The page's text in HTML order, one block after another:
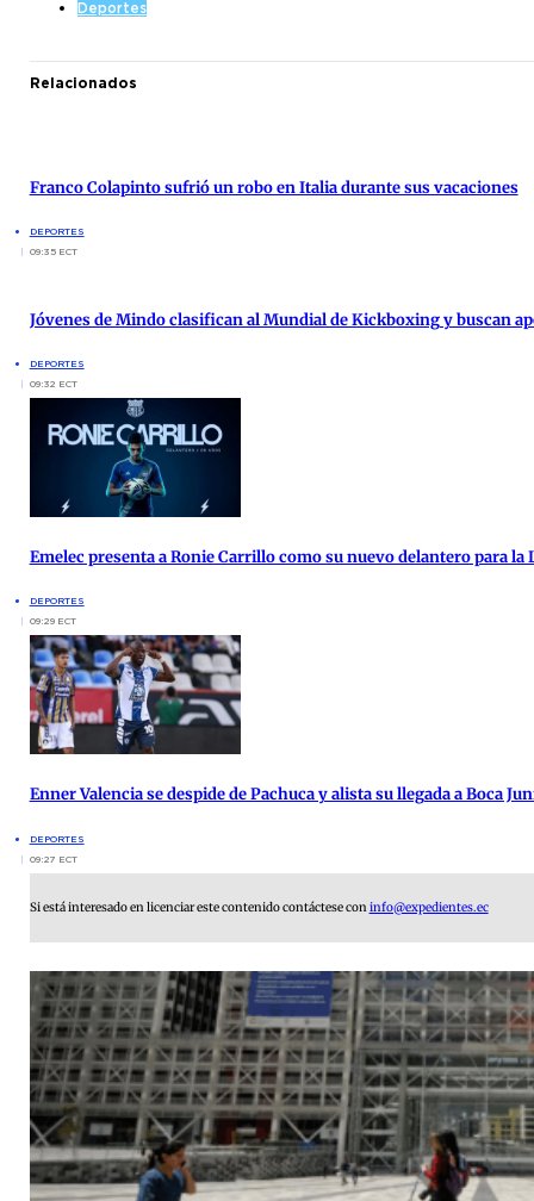
Deportes
Relacionados
Franco Colapinto sufrió un robo en Italia durante sus vacaciones
DEPORTES
09:35 ECT
Jóvenes de Mindo clasifican al Mundial de Kickboxing y buscan
DEPORTES
09:32 ECT
Emelec presenta a Ronie Carrillo como su nuevo delantero para la
DEPORTES
09:29 ECT
Enner Valencia se despide de Pachuca y alista su llegada a Boca
DEPORTES
09:27 ECT
Si está interesado en licenciar este contenido contáctese coninfo@expedientes.ec